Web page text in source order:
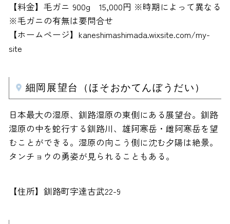
【料金】毛ガニ 900g 15,000円 ※時期によって異なる
※毛ガニの有無は要問合せ
【ホームページ】kaneshimashimada.wixsite.com/my-
site
細岡展望台（ほそおかてんぼうだい）
日本最大の湿原、釧路湿原の東側にある展望台。釧路
湿原の中を蛇行する釧路川、雄阿寒岳・雌阿寒岳を望
むことができる。湿原の向こう側に沈む夕陽は絶景。
タンチョウの勇姿が見られることもある。
【住所】釧路町字達古武22-9